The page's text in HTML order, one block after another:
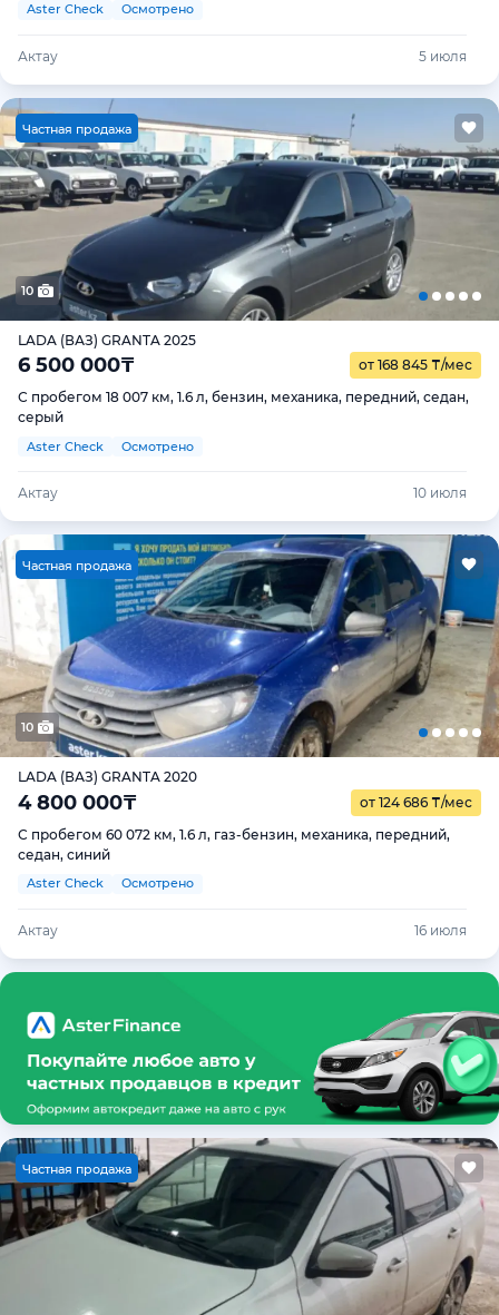
Aster Check Осмотрено
Актау 5 июля
Частная продажа
10
LADA (ВАЗ) GRANTA 2025
6 500 000₸ от 168 845 ₸/мес
С пробегом 18 007 км, 1.6 л, бензин, механика, передний, седан,
серый
Aster Check Осмотрено
Актау 10 июля
Частная продажа
10
LADA (ВАЗ) GRANTA 2020
4 800 000₸ от 124 686 ₸/мес
С пробегом 60 072 км, 1.6 л, газ-бензин, механика, передний,
седан, синий
Aster Check Осмотрено
Актау 16 июля
Частная продажа